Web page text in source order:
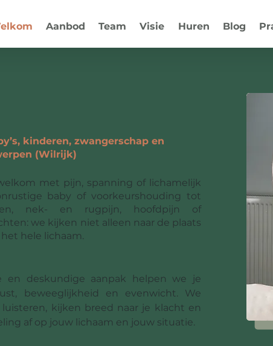
Aanbod Team Visie Huren Blog
kinderen, zwangerschap en
(Wilrijk)
met pijn, spanning of lichamelijk
baby of voorkeurshouding tot
nek- en rugpijn, hoofdpijn of
we kijken niet alleen naar de plaats
hele lichaam.
en deskundige aanpak helpen we je
beweeglijkheid en evenwicht. We
kijken breed naar je klacht en
af op jouw lichaam en jouw situatie.